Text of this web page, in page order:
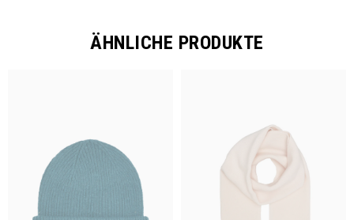
ÄHNLICHE PRODUKTE